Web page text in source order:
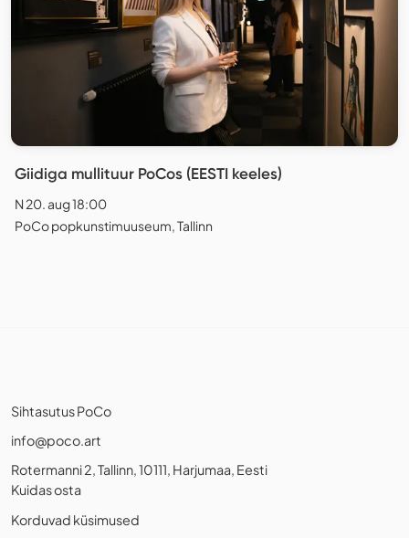
Giidiga mullituur PoCos (EESTI keeles)
N 20. aug 18:00
PoCo popkunstimuuseum, Tallinn
Sihtasutus PoCo
info@poco.art
Rotermanni 2, Tallinn, 10111, Harjumaa, Eesti
Kuidas osta
Korduvad küsimused